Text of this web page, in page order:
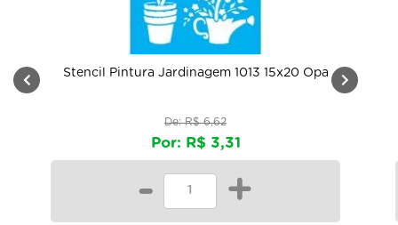
Stencil Pintura Jardinagem 1013 15x20 Opa
De: R$ 6,62
Por: R$ 3,31
- +